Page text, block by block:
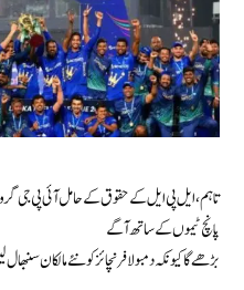
پانچ ٹیموں کے ساتھ آگے
بڑھے گا کیونکہ دمبولا فرنچائز کو نئے مالکان